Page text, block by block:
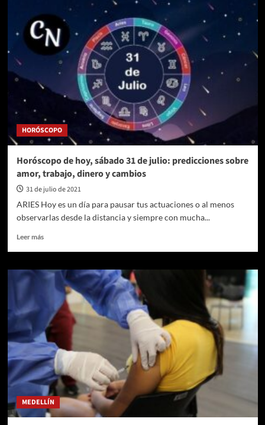
HORÓSCOPO
Horóscopo de hoy, sábado 31 de julio: predicciones sobre
amor, trabajo, dinero y cambios
31 de julio de 2021
ARIES Hoy es un día para pausar tus actuaciones o al menos
observarlas desde la distancia y siempre con mucha...
Leer másLeer
Horóscopo
de
hoy,
sábado
de
julio:
predicciones
sobre
amor,
trabajo,
dinero
y
cambios
MEDELLÍN